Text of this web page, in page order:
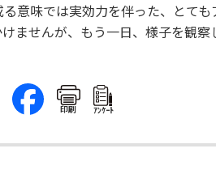
意味では実効力を伴った、とて
ませんが、もう一日、様子を観察
印刷 ｱﾝｹｰﾄ